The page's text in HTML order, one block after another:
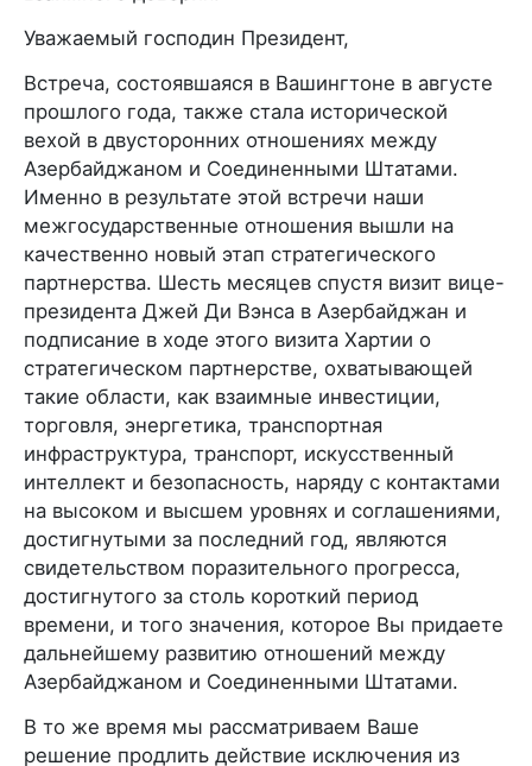
Уважаемый господин Президент,
Встреча, состоявшаяся в Вашингтоне в августе
прошлого года, также стала исторической
вехой в двусторонних отношениях между
Азербайджаном и Соединенными Штатами.
Именно в результате этой встречи наши
межгосударственные отношения вышли на
качественно новый этап стратегического
партнерства. Шесть месяцев спустя визит вице-
президента Джей Ди Вэнса в Азербайджан и
подписание в ходе этого визита Хартии о
стратегическом партнерстве, охватывающей
такие области, как взаимные инвестиции,
торговля, энергетика, транспортная
инфраструктура, транспорт, искусственный
интеллект и безопасность, наряду с контактами
на высоком и высшем уровнях и соглашениями,
достигнутыми за последний год, являются
свидетельством поразительного прогресса,
достигнутого за столь короткий период
времени, и того значения, которое Вы придаете
дальнейшему развитию отношений между
Азербайджаном и Соединенными Штатами.
В то же время мы рассматриваем Ваше
решение продлить действие исключения из